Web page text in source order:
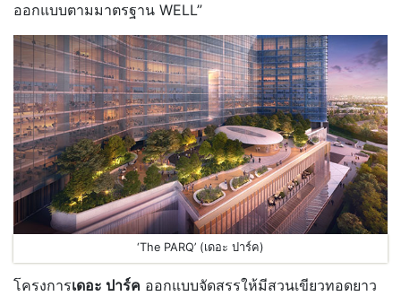
ออกแบบตามมาตรฐาน WELL”
‘The PARQ’ (เดอะ ปาร์ค)
โครงการเดอะ ปาร์ค ออกแบบจัดสรรให้มีสวนเขียวทอดยาว